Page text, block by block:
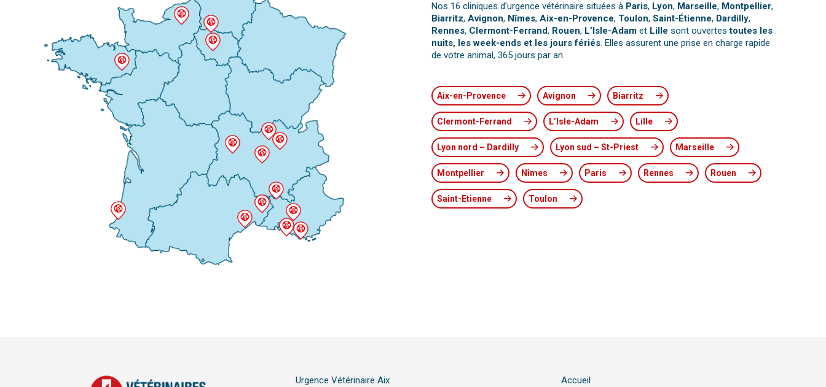
Nos 16 cliniques d’urgence vétérinaire situées à Paris, Lyon, Marseille, Montpellier,
Biarritz, Avignon, Nîmes, Aix-en-Provence, Toulon, Saint-Étienne, Dardilly,
Rennes, Clermont-Ferrand, Rouen, L’Isle-Adam et Lille sont ouvertestoutes les
nuits, les week-ends et les jours fériés. Elles assurent une prise en charge rapide
de votre animal, 365 jours par an.
Aix-en-Provence Avignon Biarritz
Clermont-Ferrand L’Isle-Adam Lille
Lyon nord – Dardilly Lyon sud – St-Priest Marseille
Montpellier Nîmes Paris Rennes Rouen
Saint-Etienne Toulon
Urgence Vétérinaire Aix Accueil